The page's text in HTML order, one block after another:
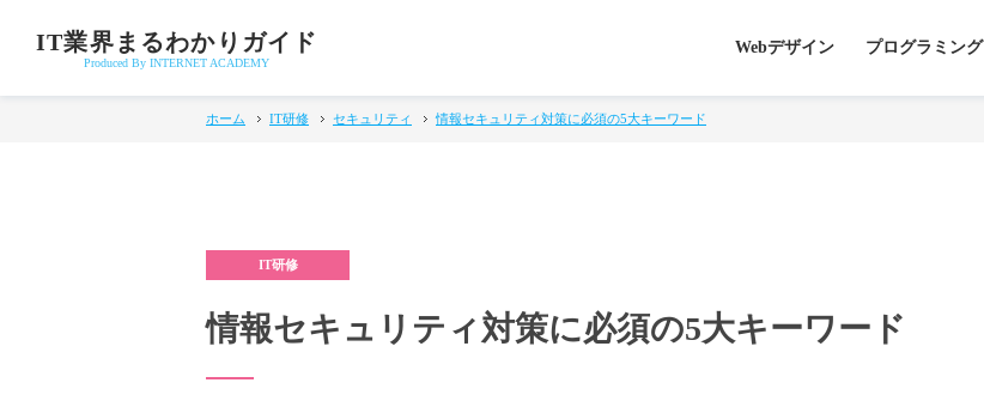
IT業界まるわかりガイド
Produced By INTERNET ACADEMY
Webデザイン プログラミング
ホーム IT研修 セキュリティ 情報セキュリティ対策に必須の5大キーワード
情報セキュリティ対策に必須の5大キーワード